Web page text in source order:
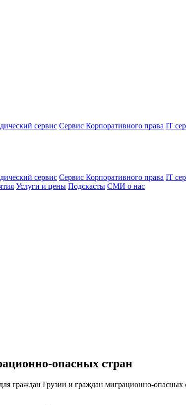
сервис Сервис Корпоративного права IT
сервис Сервис Корпоративного права IT
Услуги и цены Подскасты СМИ о нас
опасных стран
граждан Грузии и граждан миграционно-опасных